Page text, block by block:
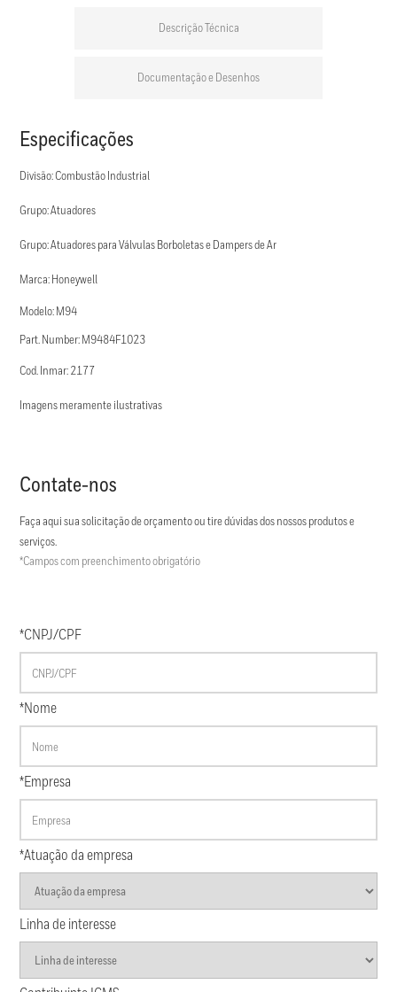
Descrição Técnica
Documentação e Desenhos
Especificações
Divisão: Combustão Industrial
Grupo: Atuadores
Grupo: Atuadores para Válvulas Borboletas e Dampers de Ar
Marca: Honeywell
Modelo: M94
Part. Number: M9484F1023
Cod. Inmar: 2177
Imagens meramente ilustrativas
Contate-nos
Faça aqui sua solicitação de orçamento ou tire dúvidas dos nossos produtos e
serviços.
*Campos com preenchimento obrigatório
*CNPJ/CPF
*Nome
*Empresa
*Atuação da empresa
Linha de interesse